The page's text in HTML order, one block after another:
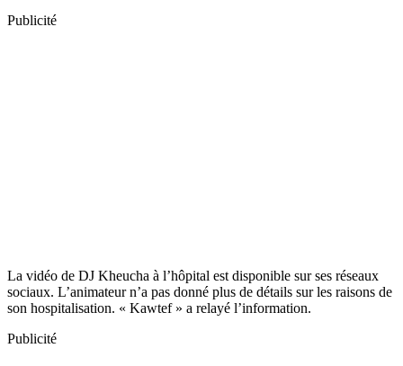
Publicité
La vidéo de DJ Kheucha à l’hôpital est disponible sur ses réseaux
sociaux. L’animateur n’a pas donné plus de détails sur les raisons de
son hospitalisation. « Kawtef » a relayé l’information.
Publicité